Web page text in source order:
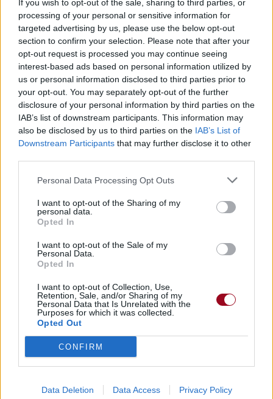
If you wish to opt-out of the sale, sharing to third parties, or
processing of your personal or sensitive information for
targeted advertising by us, please use the below opt-out
section to confirm your selection. Please note that after your
opt-out request is processed you may continue seeing
interest-based ads based on personal information utilized by
us or personal information disclosed to third parties prior to
your opt-out. You may separately opt-out of the further
disclosure of your personal information by third parties on the
IAB’s list of downstream participants. This information may
also be disclosed by us to third parties on the IAB’s List of
Downstream Participants that may further disclose it to other
Personal Data Processing Opt Outs
I want to opt-out of the Sharing of my
personal data.
Opted In
I want to opt-out of the Sale of my
Personal Data.
Opted In
I want to opt-out of Collection, Use,
Retention, Sale, and/or Sharing of my
Personal Data that Is Unrelated with the
Purposes for which it was collected.
Opted Out
CONFIRM
Data Deletion Data Access Privacy Policy